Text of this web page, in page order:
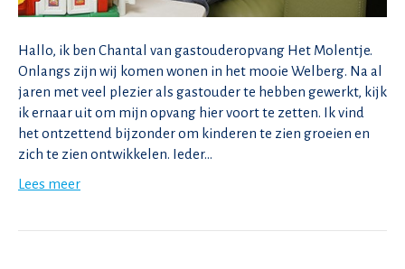
Hallo, ik ben Chantal van gastouderopvang Het Molentje.
Onlangs zijn wij komen wonen in het mooie Welberg. Na al
jaren met veel plezier als gastouder te hebben gewerkt, kijk
ik ernaar uit om mijn opvang hier voort te zetten. Ik vind
het ontzettend bijzonder om kinderen te zien groeien en
zich te zien ontwikkelen. Ieder…
Lees meer